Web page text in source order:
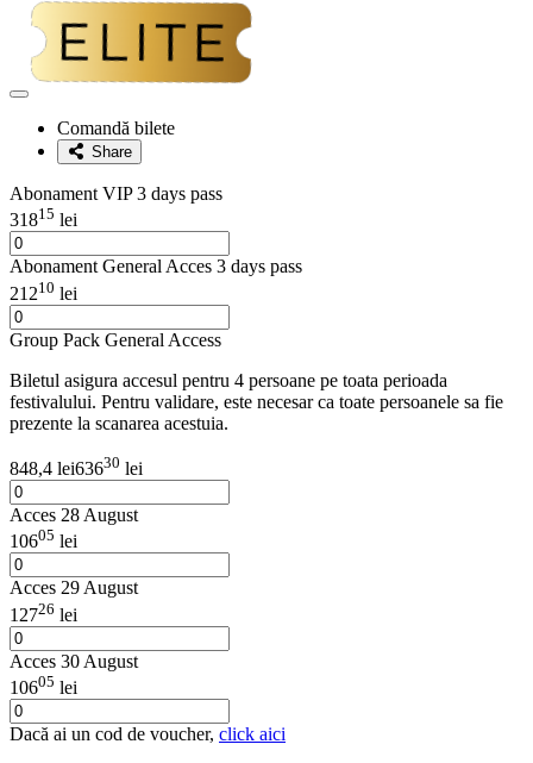
Adaugă
favoriteComandă bilete
Share
Abonament VIP 3 days pass
31815 lei
Abonament General Acces 3 days pass
21210 lei
Group Pack General Access
Biletul asigura accesul pentru 4 persoane pe toata perioada
festivalului. Pentru validare, este necesar ca toate persoanele sa fie
prezente la scanarea acestuia.
848,4 lei63630 lei
Acces 28 August
10605 lei
Acces 29 August
12726 lei
Acces 30 August
10605 lei
Dacă ai un cod de voucher, click aici